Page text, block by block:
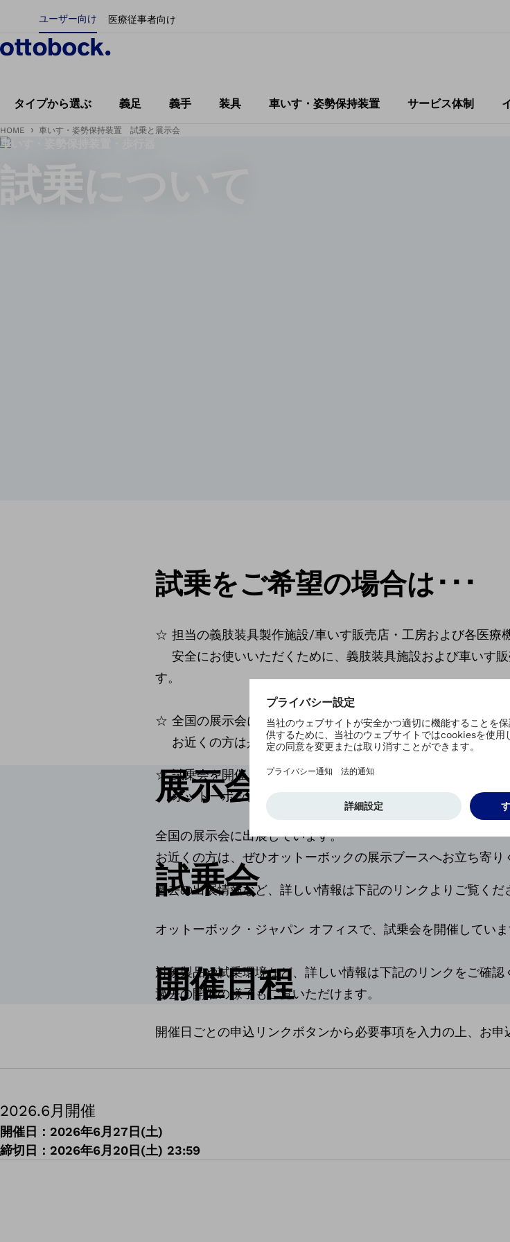
ユーザー向け 医療従事者向け
タイプから選ぶ 義足 義手 装具 車いす・姿勢保持装置 サービス体制
HOME 車いす・姿勢保持装置 試乗と展示会
車いす・姿勢保持装置・歩行器
試乗について
試乗をご希望の場合は･･･
☆ 担当の義肢装具製作施設/車いす販売店・工房および各医療
安全にお使いいただくために、義肢装具施設および車いす
す。
☆ 全国の展示会に出展しています。
お近くの方は是非オットーボックの展示ブースへお越しくだ
☆ 試乗会を開催しています。
オットーボック・ジャパンオフィスにて開催している、予約
展示会
全国の展示会に出展しています。
お近くの方は、ぜひオットーボックの展示ブースへお立ち寄り
過去の出展情報など、詳しい情報は下記のリンクよりご覧くだ
試乗会
オットーボック・ジャパン オフィスで、試乗会を開催していま
対象製品や試乗環境など、詳しい情報は下記のリンクをご確認
過去の開催の様子もご覧いただけます。
開催日程
開催日ごとの申込リンクボタンから必要事項を入力の上、お申
2026.6月開催
開催日：2026年6月27日(土)
締切日：2026年6月20日(土) 23:59